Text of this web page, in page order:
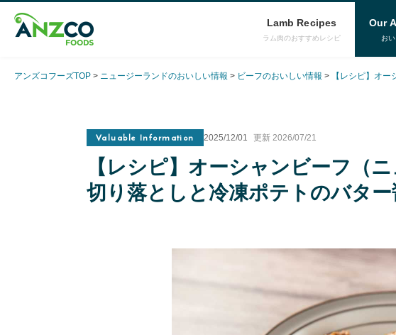
Lamb Recipes
ラム肉のおすすめレシピ
Our
お
アンズコフーズTOP ニュージーランドのおいしい情報 ビーフのおいしい情報 【レシピ】オ
Valuable Information 2025/12/01 更新 2026/07/21
【レシピ】オーシャンビーフ（
切り落としと冷凍ポテトのバター